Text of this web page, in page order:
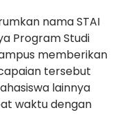
nama STAI
Program Studi
memberikan
tersebut
lainnya
waktu dengan